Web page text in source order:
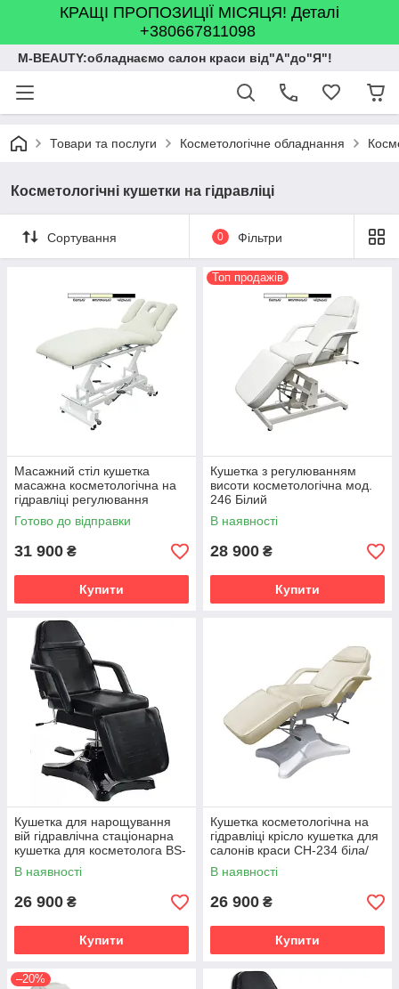
КРАЩІ ПРОПОЗИЦІЇ МІСЯЦЯ! Деталі
+380667811098
M-BEAUTY:обладнаємо салон краси від"А"до"Я"!
Товари та послуги Косметологічне обладнання
Косметологічні кушетки на гідравліці
Сортування 0 Фільтри
Масажний стіл кушетка
масажна косметологічна на
гідравліці регулювання
висоти 289В
Готово до відправки
31 900 ₴
Купити
Топ продажів
Кушетка з регулюванням
висоти косметологічна мод.
246 Білий
В наявності
28 900 ₴
Купити
Кушетка для нарощування
вій гідравлічна стаціонарна
кушетка для косметолога BS-
234 Чорний
В наявності
26 900 ₴
Купити
Кушетка косметологічна на
гідравліці крісло кушетка для
салонів краси CH-234 біла/
кремова
В наявності
26 900 ₴
Купити
–20%